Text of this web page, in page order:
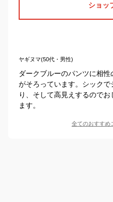
ショッ
ヤギヌマ(50代・男性)
ダークブルーのパンツに相
がそろっています。シック
り、そして高見えするので
ます。
全てのおすすめ